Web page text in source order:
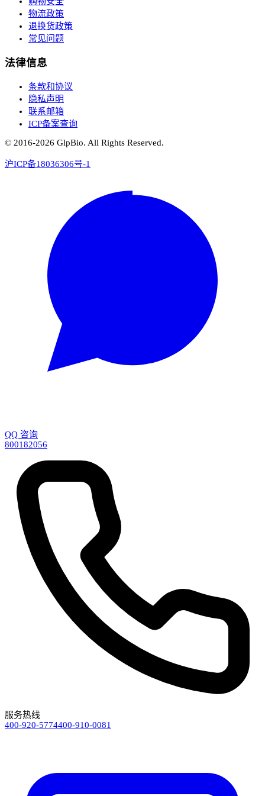
物流政策
退换货政策
常见问题
法律信息
条款和协议
隐私声明
联系邮箱
ICP备案查询
© 2016-2026 GlpBio. All Rights Reserved.
沪ICP备18036306号-1
QQ 咨询
800182056
服务热线
400-920-5774400-910-0081